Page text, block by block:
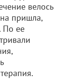
велось
пришла,
По ее